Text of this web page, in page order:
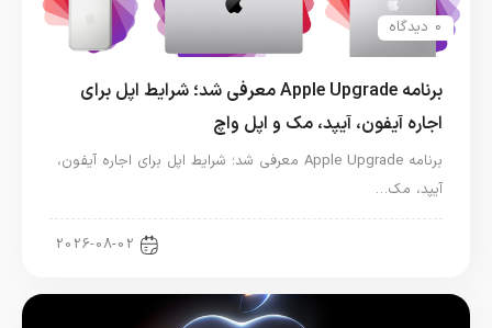
0 دیدگاه
برنامه Apple Upgrade معرفی شد؛ شرایط اپل برای
اجاره آیفون، آیپد، مک و اپل واچ
برنامه Apple Upgrade معرفی شد؛ شرایط اپل برای اجاره آیفون،
آیپد، مک…
2026-08-02